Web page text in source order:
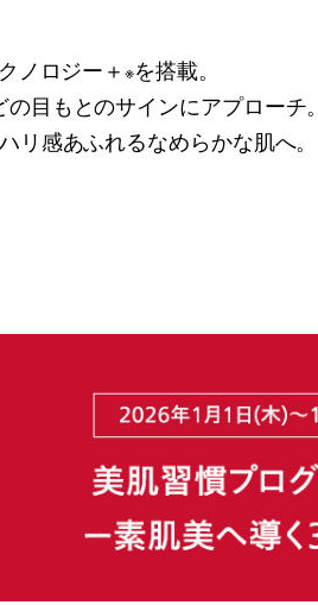
ノロジー＋※を搭載。
目もとのサインにアプローチ。
リ感あふれるなめらかな肌へ。